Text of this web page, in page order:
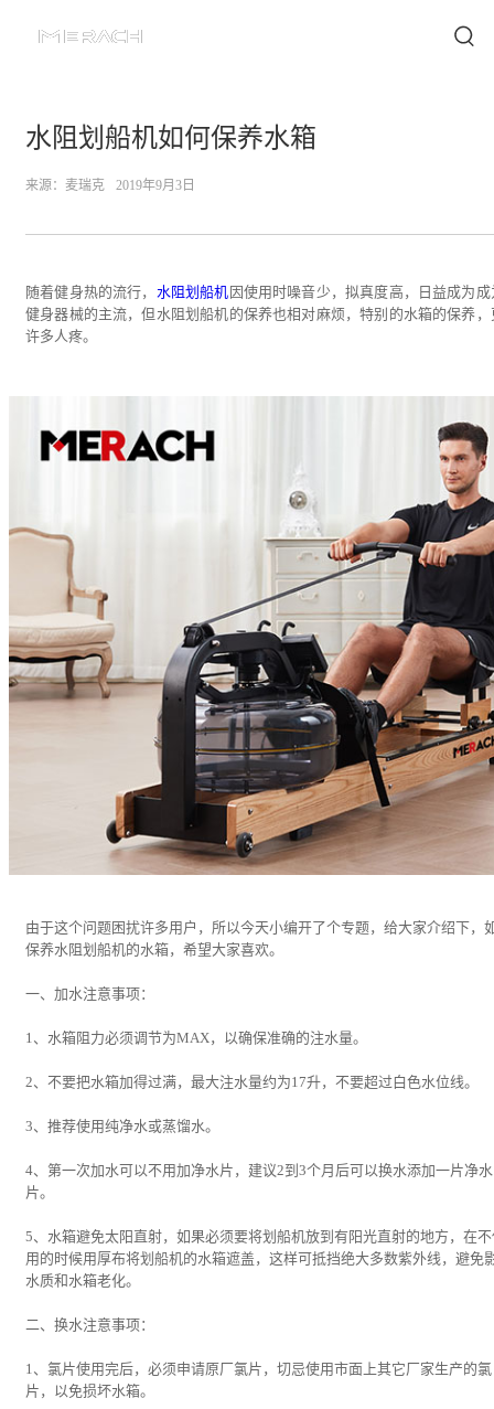
水阻划船机如何保养水箱
来源： 麦瑞克 2019年9月3日
随着健身热的流行， 水阻划船机 因使用时噪音少，拟真度高，日益成为成
健身器械的主流，但水阻划船机的保养也相对麻烦，特别的水箱的保养，
许多人疼。
由于这个问题困扰许多用户，所以今天小编开了个专题，给大家介绍下，
保养水阻划船机的水箱，希望大家喜欢。
一、加水注意事项：
1、水箱阻力必须调节为MAX，以确保准确的注水量。
2、不要把水箱加得过满，最大注水量约为17升，不要超过白色水位线。
3、推荐使用纯净水或蒸馏水。
4、第一次加水可以不用加净水片，建议2到3个月后可以换水添加一片净水
片。
5、水箱避免太阳直射，如果必须要将划船机放到有阳光直射的地方，在
用的时候用厚布将划船机的水箱遮盖，这样可抵挡绝大多数紫外线，避免
水质和水箱老化。
二、换水注意事项：
1、氯片使用完后，必须申请原厂氯片，切忌使用市面上其它厂家生产的氯
片，以免损坏水箱。